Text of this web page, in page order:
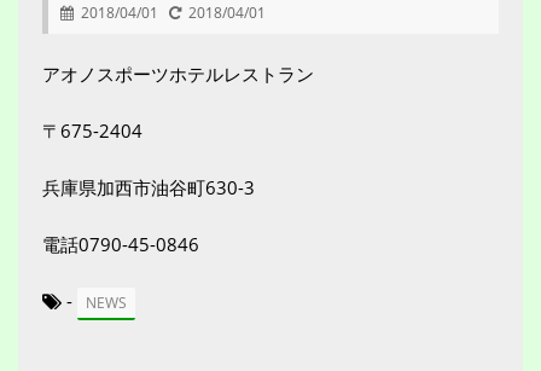
2018/04/01 2018/04/01
アオノスポーツホテルレストラン
〒675-2404
兵庫県加西市油谷町630-3
電話0790-45-0846
- NEWS